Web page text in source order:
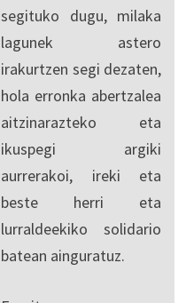
segituko dugu, milaka
lagunek astero
irakurtzen segi dezaten,
hola erronka abertzalea
aitzinarazteko eta
ikuspegi argiki
aurrerakoi, ireki eta
beste herri eta
lurraldeekiko solidario
batean ainguratuz.